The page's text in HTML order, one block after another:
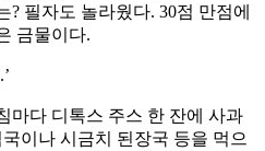
필자도 놀라웠다. 30점 만점에
금물이다.
마다 디톡스 주스 한 잔에 사과
이나 시금치 된장국 등을 먹으